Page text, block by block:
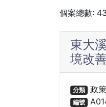
個案總數: 43
東大
境改
分類 政
編號